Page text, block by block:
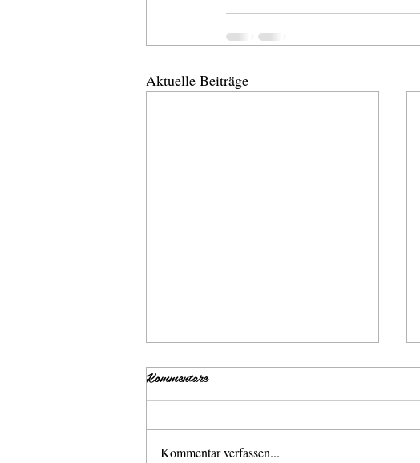
Aktuelle Beiträge
Kommentare
Kommentar verfassen...